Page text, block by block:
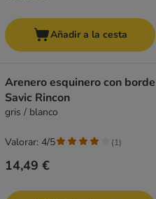
Añadir a la cesta
Arenero esquinero con borde
Savic Rincon
gris / blanco
14,49 €
Valorar: 4/5 (1)